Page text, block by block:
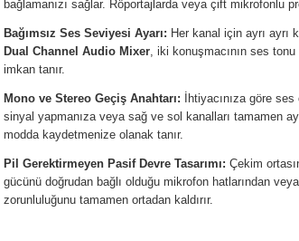
bağlamanızı sağlar. Röportajlarda veya çift mikrofonlu
Bağımsız Ses Seviyesi Ayarı: Her kanal için ayrı ayrı
Dual Channel Audio Mixer, iki konuşmacının ses
imkan tanır.
Mono ve Stereo Geçiş Anahtarı: İhtiyacınıza göre
sinyal yapmanıza veya sağ ve sol kanalları tamamen
modda kaydetmenize olanak tanır.
Pil Gerektirmeyen Pasif Devre Tasarımı: Çekim
gücünü doğrudan bağlı olduğu mikrofon hatlarından
zorunluluğunu tamamen ortadan kaldırır.